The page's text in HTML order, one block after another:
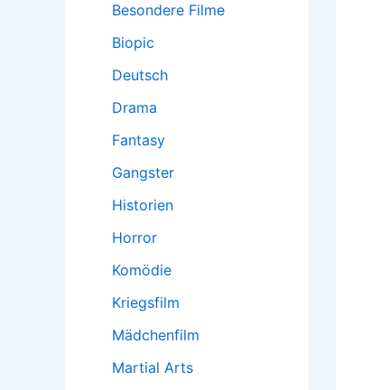
Besondere Filme
Biopic
Deutsch
Drama
Fantasy
Gangster
Historien
Horror
Komödie
Kriegsfilm
Mädchenfilm
Martial Arts